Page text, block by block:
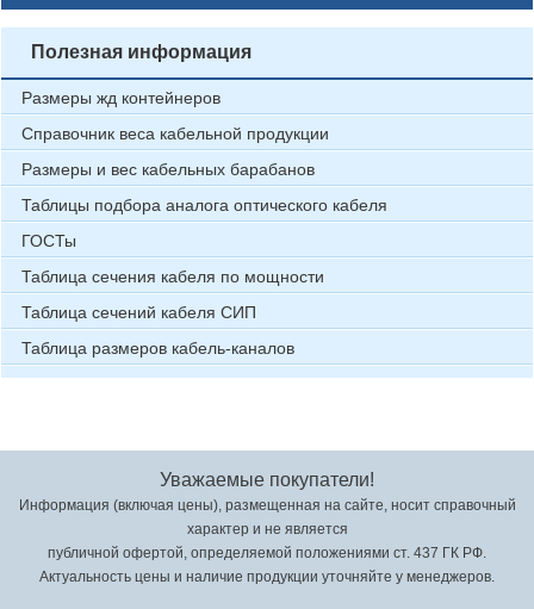
Полезная информация
Размеры жд контейнеров
Справочник веса кабельной продукции
Размеры и вес кабельных барабанов
Таблицы подбора аналога оптического кабеля
ГОСТы
Таблица сечения кабеля по мощности
Таблица сечений кабеля СИП
Таблица размеров кабель-каналов
Уважаемые покупатели!
Информация (включая цены), размещенная на сайте, носит справочный
характер и не является
публичной офертой, определяемой положениями ст. 437 ГК РФ.
Актуальность цены и наличие продукции уточняйте у менеджеров.